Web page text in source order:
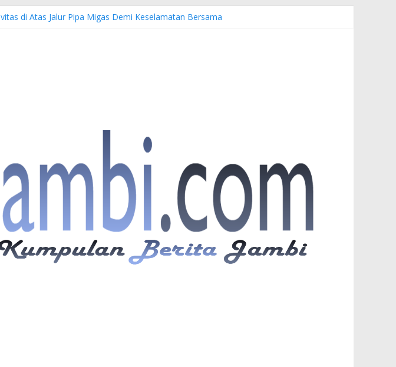
di Atas Jalur Pipa Migas Demi Keselamatan Bersama